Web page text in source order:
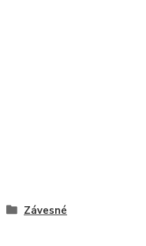
Závesné